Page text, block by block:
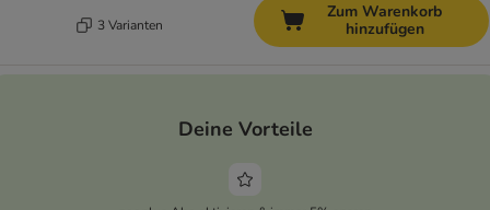
3 Varianten
Zum Warenkorb
hinzufügen
Deine Vorteile